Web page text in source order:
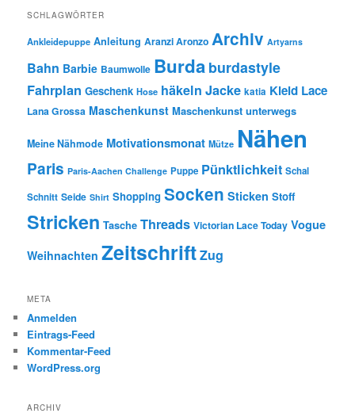
SCHLAGWÖRTER
Ankleidepuppe Anleitung Aranzi Aronzo Archiv Artyarns
Bahn Barbie Baumwolle Burda burdastyle
Fahrplan Geschenk Hose häkeln Jacke katia Kleid Lace
Lana Grossa Maschenkunst Maschenkunst unterwegs
Meine Nähmode Motivationsmonat Mütze Nähen
Paris Paris-Aachen Challenge Puppe Pünktlichkeit Schal
Schnitt Seide Shirt Shopping Socken Sticken Stoff
Stricken Tasche Threads Victorian Lace Today Vogue
Weihnachten ZeitschriftZug
META
Anmelden
Eintrags-Feed
Kommentar-Feed
WordPress.org
ARCHIV